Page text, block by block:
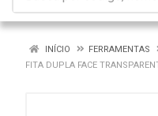
INÍCIO
FERRAMENTAS
FITA DUPLA FACE